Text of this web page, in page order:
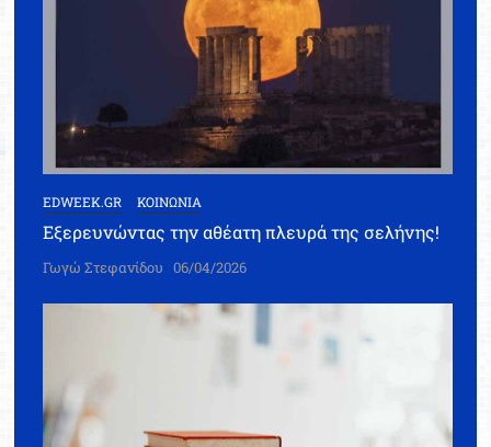
EDWEEK.GR ΚΟΙΝΩΝΙΑ
Εξερευνώντας την αθέατη πλευρά της σελήνης!
Γωγώ Στεφανίδου 06/04/2026